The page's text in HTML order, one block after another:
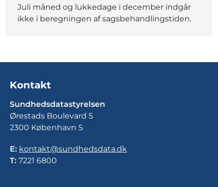
Juli måned og lukkedage i december indgår
ikke i beregningen af sagsbehandlingstiden.
Kontakt
Sundhedsdatastyrelsen
Ørestads Boulevard 5
2300 København S
E: kontakt@sundhedsdata.dk
T: 7221 6800